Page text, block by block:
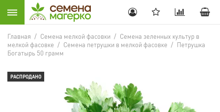
Главная / Семена мелкой фасовки / Семена зеленных культур в
мелкой фасовке / Семена петрушки в мелкой фасовке / Петрушка
Богатырь 50 грамм
РАСПРОДАНО